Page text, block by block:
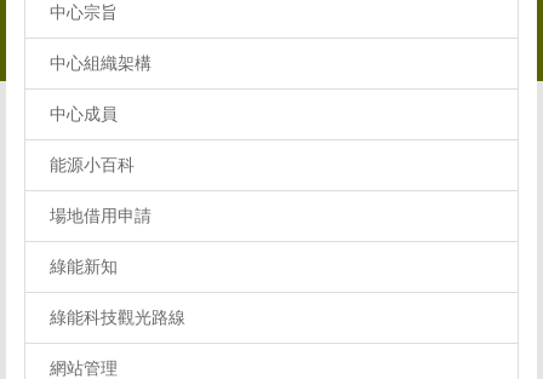
中心宗旨
中心組織架構
中心成員
能源小百科
場地借用申請
綠能新知
綠能科技觀光路線
網站管理